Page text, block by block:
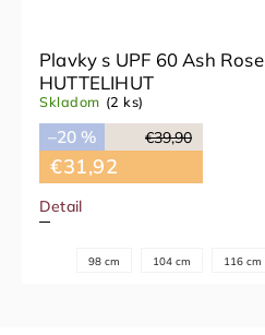
Plavky s UPF 60 Ash Rose
HUTTELIHUT
Skladom (2 ks)
€39,90
–20 %
€31,92
Detail
98 cm 104 cm 116 cm